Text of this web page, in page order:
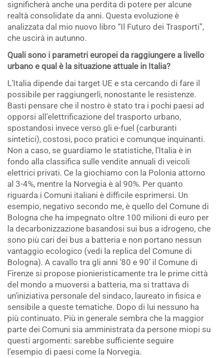
significherà anche una perdita di potere per alcune
realtà consolidate da anni. Questa evoluzione è
analizzata dal mio nuovo libro “Il Futuro dei Trasporti”,
che uscirà in autunno.
Quali sono i parametri europei da raggiungere a livello
urbano e qual è la situazione attuale in Italia?
L’Italia dipende dai target UE e sta cercando di fare il
possibile per raggiungerli, nonostante le resistenze.
Basti pensare che il nostro è stato tra i pochi paesi ad
opporsi all’elettrificazione del trasporto urbano,
spostandosi invece verso gli e-fuel (carburanti
sintetici), costosi, poco pratici e comunque inquinanti.
Non a caso, se guardiamo le statistiche, l’Italia è in
fondo alla classifica sulle vendite annuali di veicoli
elettrici privati. Ce la giochiamo con la Polonia attorno
al 3-4%, mentre la Norvegia è al 90%. Per quanto
riguarda i Comuni italiani è difficile esprimersi. Un
esempio, negativo secondo me, è quello del Comune di
Bologna che ha impegnato oltre 100 milioni di euro per
la decarbonizzazione basandosi sui bus a idrogeno, che
sono più cari dei bus a batteria e non portano nessun
vantaggio ecologico (vedi la replica del Comune di
Bologna). A cavallo tra gli anni ’80 e 90’ il Comune di
Firenze si propose pionieristicamente tra le prime città
del mondo a muoversi a batteria, ma si trattava di
un’iniziativa personale del sindaco, laureato in fisica e
sensibile a queste tematiche. Dopo di lui nessuno ha
più continuato. Più in generale sembra che la maggior
parte dei Comuni sia amministrata da persone miopi su
questi argomenti: sarebbe sufficiente seguire
l’esempio di paesi come la Norvegia.